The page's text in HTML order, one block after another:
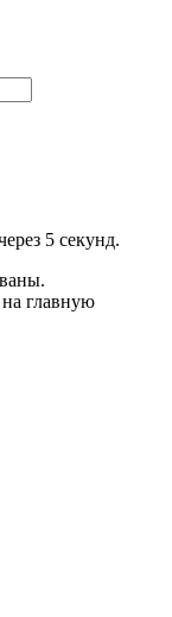
5 секунд.
главную